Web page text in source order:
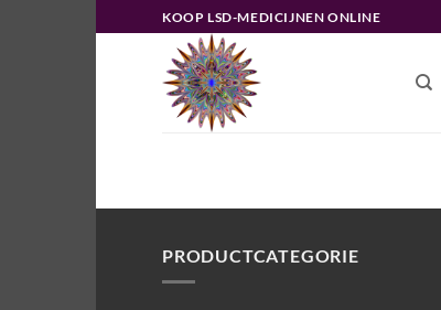
naar
KOOP LSD-MEDICIJNEN ONLINE
PRODUCTCATEGORIE